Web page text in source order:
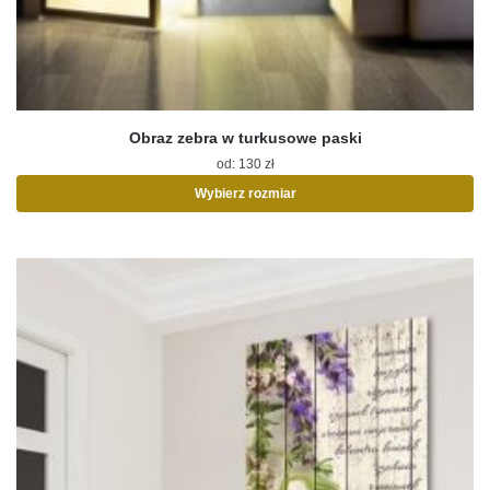
Obraz zebra w turkusowe paski
od: 130 zł
Wybierz rozmiar
można
wybrać
na
stronie
produktu